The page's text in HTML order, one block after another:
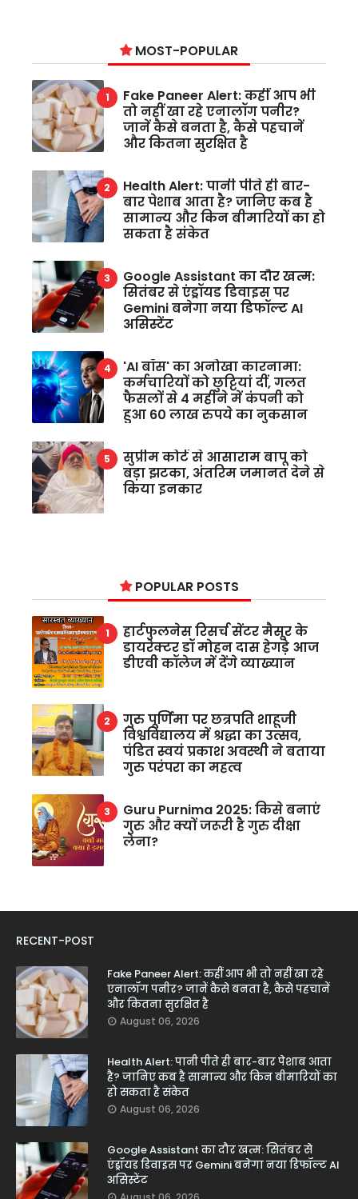
MOST-POPULAR
Fake Paneer Alert: कहीं आप भी
तो नहीं खा रहे एनालॉग पनीर?
जानें कैसे बनता है, कैसे पहचानें
और कितना सुरक्षित है
Health Alert: पानी पीते ही बार-
बार पेशाब आता है? जानिए कब है
सामान्य और किन बीमारियों का हो
सकता है संकेत
Google Assistant का दौर खत्म:
सितंबर से एंड्रॉयड डिवाइस पर
Gemini बनेगा नया डिफॉल्ट AI
असिस्टेंट
'AI बॉस' का अनोखा कारनामा:
कर्मचारियों को छुट्टियां दीं, गलत
फैसलों से 4 महीने में कंपनी को
हुआ 60 लाख रुपये का नुकसान
सुप्रीम कोर्ट से आसाराम बापू को
बड़ा झटका, अंतरिम जमानत देने से
किया इनकार
POPULAR POSTS
हार्टफुलनेस रिसर्च सेंटर मैसूर के
डायरेक्टर डॉ मोहन दास हेगड़े आज
डीएवी कॉलेज में देंगे व्याख्यान
गुरु पूर्णिमा पर छत्रपति शाहूजी
विश्वविद्यालय में श्रद्धा का उत्सव,
पंडित स्वयं प्रकाश अवस्थी ने बताया
गुरु परंपरा का महत्व
Guru Purnima 2025: किसे बनाएं
गुरु और क्यों जरूरी है गुरु दीक्षा
लेना?
RECENT-POST
Fake Paneer Alert: कहीं आप भी तो नहीं खा रहे
एनालॉग पनीर? जानें कैसे बनता है, कैसे पहचानें
और कितना सुरक्षित है
August 06, 2026
Health Alert: पानी पीते ही बार-बार पेशाब आता
है? जानिए कब है सामान्य और किन बीमारियों का
हो सकता है संकेत
August 06, 2026
Google Assistant का दौर खत्म: सितंबर से
एंड्रॉयड डिवाइस पर Gemini बनेगा नया डिफॉल्ट AI
असिस्टेंट